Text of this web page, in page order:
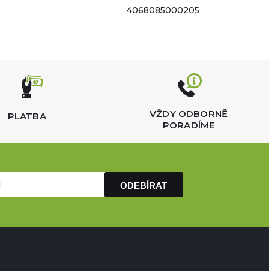
4068085000205
PLATBA
VŽDY ODBORNĚ
PORADÍME
ODEBÍRAT